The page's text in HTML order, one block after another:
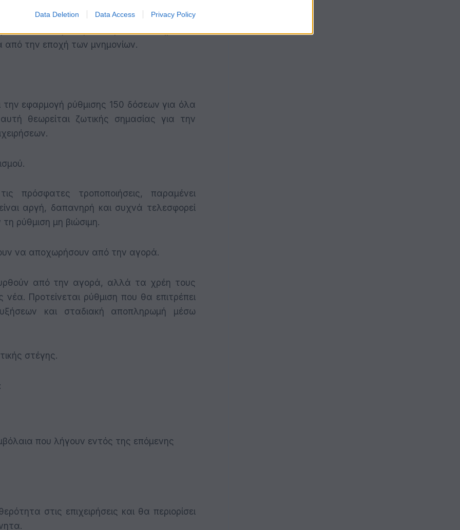
Data Deletion Data Access Privacy Policy
τις μικρές και μικρομεσαίες επιχειρήσεις
δάνεια ή ακόμα και βασικές υπηρεσίες.
από την εποχή των μνημονίων.
εφαρμογή ρύθμισης 150 δόσεων για όλα
θεωρείται ζωτικής σημασίας για την
πρόσφατες τροποποιήσεις, παραμένει
αργή, δαπανηρή και συχνά τελεσφορεί
ρύθμιση μη βιώσιμη.
να αποχωρήσουν από την αγορά.
από την αγορά, αλλά τα χρέη τους
Προτείνεται ρύθμιση που θα επιτρέπει
και σταδιακή αποπληρωμή μέσω
στέγης.
που λήγουν εντός της επόμενης
στις επιχειρήσεις και θα περιορίσει